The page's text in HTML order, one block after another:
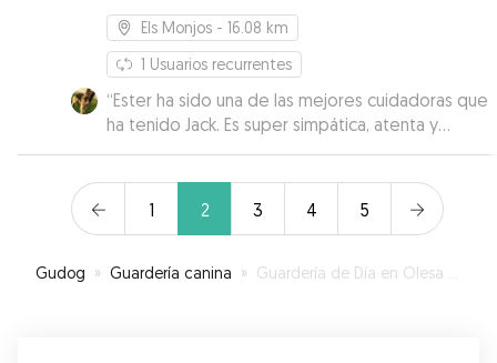
Els Monjos - 16.08 km
1 Usuarios recurrentes
“Ester ha sido una de las mejores cuidadoras que
ha tenido Jack. Es super simpática, atenta y
dedicada al cuidado de nuestro pequeño
cómo se encontraba Jack y sin duda
repetiremos. 100% recomendable!
1 2 3 4 5
Gudog » Guardería canina » Guardería de Día en Olesa de Bonesvalls